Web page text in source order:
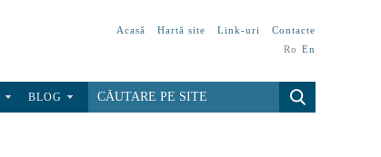
Acasă Hartă site Link-uri
Contacte
Ro En
BLOG